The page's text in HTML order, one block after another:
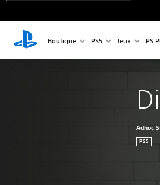
Boutique PS5 Jeux PS
Adhoc
PS5